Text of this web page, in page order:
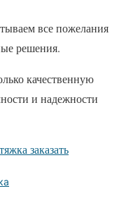
все пожелания
решения.
качественную
и надежности
заказать